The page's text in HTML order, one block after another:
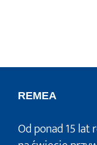
REMEA
Od ponad 15 lat